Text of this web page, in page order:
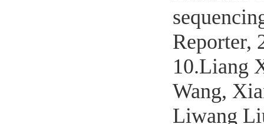
Reporter,
10.Liang
Wang,
Liwang